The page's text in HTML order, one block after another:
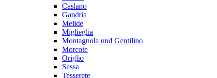
Caslano
Gandria
Melide
Miglieglia
Montagnola und Gentilino
Morcote
Origlio
Sessa
Tesserete